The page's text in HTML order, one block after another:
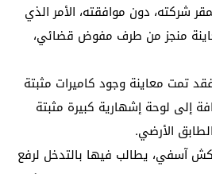
شركته، دون موافقته، الأمر الذي
منجز من طرف مفوض قضائي،
تمت معاينة وجود كاميرات مثبتة
إلى لوحة إشهارية كبيرة مثبتة
الأرضي.
آسفي، يطالب فيها بالتدخل لرفع